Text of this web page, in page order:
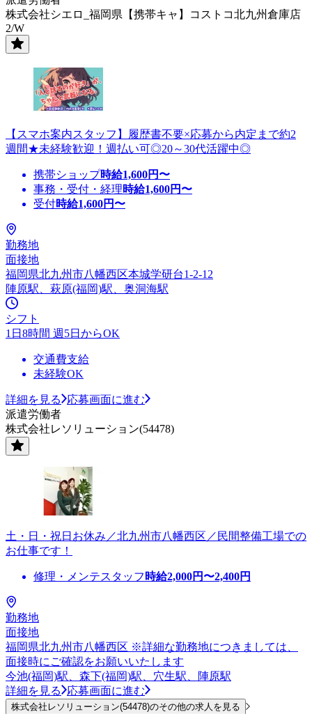
株式会社シエロ_福岡県【携帯キャ】コストコ北九州倉庫店
2/W
【スマホ案内スタッフ】履歴書不要×応募から内定まで約2
週間★未経験歓迎！週払い可◎20～30代活躍中◎
携帯ショップ時給1,600円〜
事務・受付・経理時給1,600円〜
受付時給1,600円〜
勤務地
面接地
福岡県北九州市八幡西区本城学研台1-2-12
陣原駅、萩原(福岡)駅、奥洞海駅
シフト
1日8時間 週5日からOK
交通費支給
未経験OK
詳細を見る
応募画面に進む
派遣労働者
株式会社レソリューション(54478)
土・日・祝日お休み／北九州市八幡西区／民間整備工場での
お仕事です！
修理・メンテスタッフ 時給2,000円〜2,400円
勤務地
面接地
福岡県北九州市八幡西区 ※詳細な勤務地につきましては、
面接時にご確認をお願いいたします
今池(福岡)駅、森下(福岡)駅、穴生駅、陣原駅
詳細を見る
応募画面に進む
株式会社レソリューション(54478)のその他の求人を見る